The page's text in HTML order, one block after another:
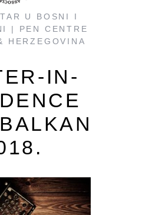
U BOSNI I
| PEN CENTRE
HERZEGOVINA
IN-